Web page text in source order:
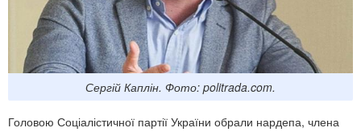
Сергій Каплін. Фото: politrada.com.
Головою Соціалістичної партії України обрали нардепа, члена